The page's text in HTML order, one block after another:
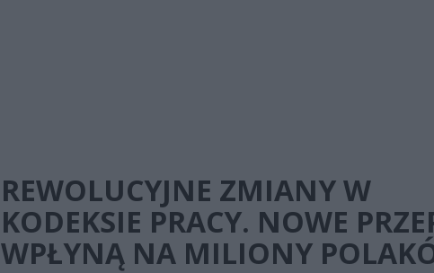
REWOLUCYJNE ZMIANY W
KODEKSIE PRACY. NOWE
WPŁYNĄ NA MILIONY